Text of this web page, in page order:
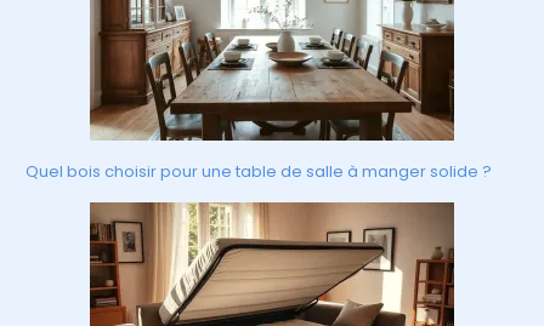
Quel bois choisir pour une table de salle à manger solide ?